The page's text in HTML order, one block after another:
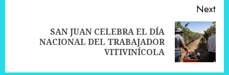
Next
SAN JUAN CELEBRA EL DÍA
NACIONAL DEL TRABAJADOR
VITIVINÍCOLA